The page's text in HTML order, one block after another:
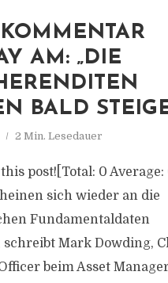
AM: „DIE
BALD
2 Min. Lesedauer
post![Total: 0 Average:
sich wieder an die
Fundamentaldaten
schreibt Mark Dowding,
beim Asset